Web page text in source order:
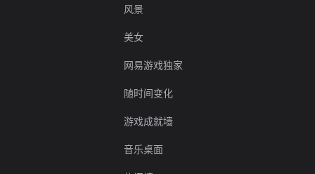
风景
美女
网易游戏独家
随时间变化
游戏成就墙
音乐桌面